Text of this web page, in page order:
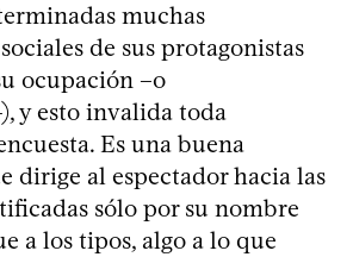
muchas
de sus protagonistas
ocupación –o
y esto invalida toda
Es una buena
dirige al espectador hacia las
sólo por su nombre
a los tipos, algo a lo que